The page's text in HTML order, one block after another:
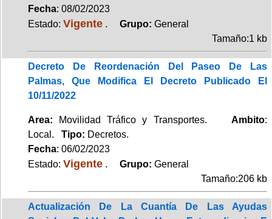
Fecha: 08/02/2023
Estado: Vigente . Grupo: General
Tamaño:1 kb
Decreto De Reordenación Del Paseo De Las
Palmas, Que Modifica El Decreto Publicado El
10/11/2022
Area: Movilidad Tráfico y Transportes. Ambito:
Local. Tipo: Decretos.
Fecha: 06/02/2023
Estado: Vigente . Grupo: General
Tamaño:206 kb
Actualización De La Cuantía De Las Ayudas